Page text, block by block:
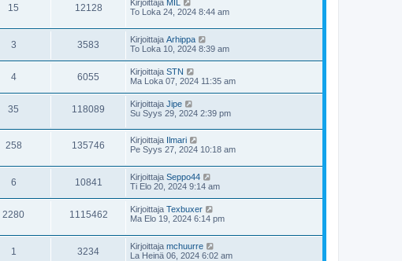
15 12128 Kirjoittaja MIL
To Loka 24, 2024 8:44 am
3 3583 Kirjoittaja Arhippa
To Loka 10, 2024 8:39 am
4 6055 Kirjoittaja STN
Ma Loka 07, 2024 11:35 am
35 118089 Kirjoittaja Jipe
Su Syys 29, 2024 2:39 pm
258 135746 Kirjoittaja
Ilmari
Pe Syys 27, 2024 10:18 am
6 10841 Kirjoittaja Seppo44
Ti Elo 20, 2024 9:14 am
2280 1115462 Kirjoittaja Texbuxer
Ma Elo 19, 2024 6:14 pm
1 3234 Kirjoittaja mchuurre
La Heinä 06, 2024 6:02 am